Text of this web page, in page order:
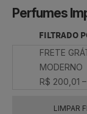
Perfumes
FILTRADO
FRETE
MODERNO
R$ 200,01
LIMPAR